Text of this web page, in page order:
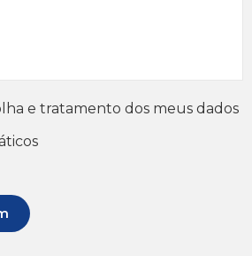
e tratamento dos meus dados